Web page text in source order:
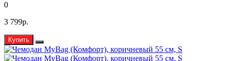
0
3 799р.
Купить